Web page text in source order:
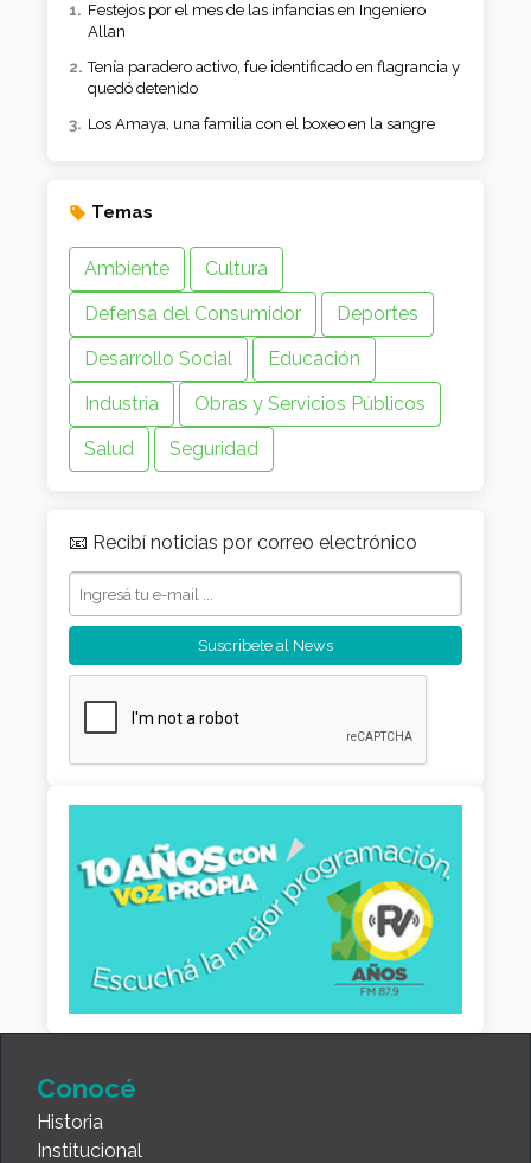
Festejos por el mes de las infancias en Ingeniero
Allan
Tenía paradero activo, fue identificado en flagrancia y
quedó detenido
Los Amaya, una familia con el boxeo en la sangre
Temas
Ambiente
Cultura
Defensa del Consumidor
Deportes
Desarrollo Social
Educación
Industria
Obras y Servicios Públicos
Salud
Seguridad
📧 Recibí noticias por correo electrónico
Conocé
Historia
Institucional